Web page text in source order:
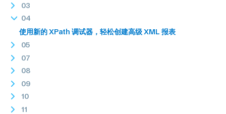
03
04
使用新的 XPath 调试器，轻松创建高级 XML 报表
05
07
08
09
10
11